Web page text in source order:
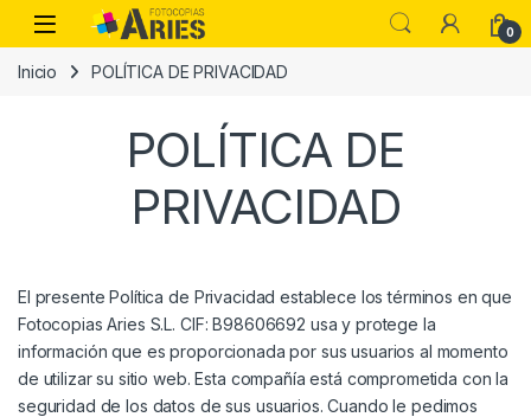
Skip to navigation
Skip to content
Open 0
Inicio POLÍTICA DE PRIVACIDAD
POLÍTICA DE
PRIVACIDAD
El presente Política de Privacidad establece los términos en que
Fotocopias Aries S.L. CIF: B98606692 usa y protege la
información que es proporcionada por sus usuarios al momento
de utilizar su sitio web. Esta compañía está comprometida con la
seguridad de los datos de sus usuarios. Cuando le pedimos